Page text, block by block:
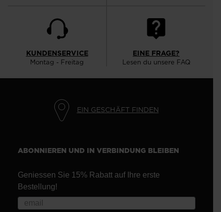
KUNDENSERVICE
Montag - Freitag
EINE FRAGE?
Lesen du unsere FAQ
EIN GESCHÄFT FINDEN
ABONNIEREN UND IN VERBINDUNG BLEIBEN
Geniessen Sie 15% Rabatt auf Ihre erste
Bestellung!